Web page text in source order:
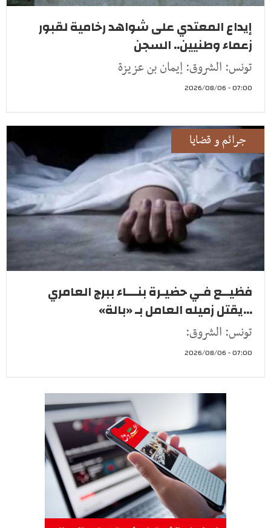
إيداع المعتدي على شواهد رخامية لقبور
زعماء وطنيين.. السجن
تونس: الشروق: إيمان بن عزيزة
07:00 - 2026/08/06
جرائم و قضايا
فظيــع فـي حضيـرة بنـــاء ببرج العامري
...يقتل زميله العامل بـ «بالة»
تونس: الشروق:
07:00 - 2026/08/06